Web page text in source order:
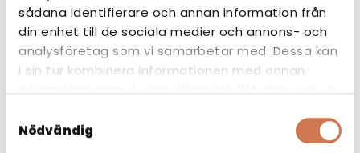
sådana identifierare och annan information från
din enhet till de sociala medier och annons- och
analysföretag som vi samarbetar med. Dessa kan
i sin tur kombinera informationen med annan
Nödvändig